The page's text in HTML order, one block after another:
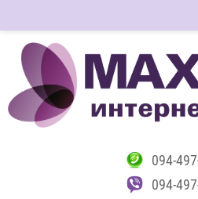
094-
094-